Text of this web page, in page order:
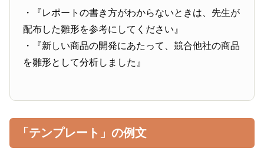
・『レポートの書き方がわからないときは、先生が
配布した雛形を参考にしてください』
・『新しい商品の開発にあたって、競合他社の商品
を雛形として分析しました』
「テンプレート」の例文